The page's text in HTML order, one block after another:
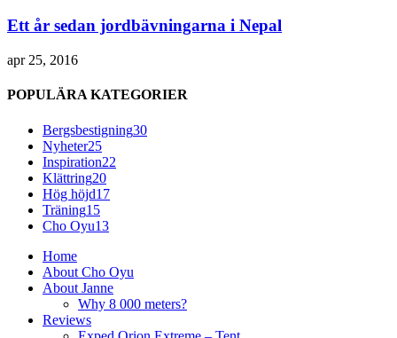
Ett år sedan jordbävningarna i Nepal
apr 25, 2016
POPULÄRA KATEGORIER
Bergsbestigning30
Nyheter25
Inspiration22
Klättring20
Hög höjd17
Träning15
Cho Oyu13
Home
About Cho Oyu
About Janne
Why 8 000 meters?
Reviews